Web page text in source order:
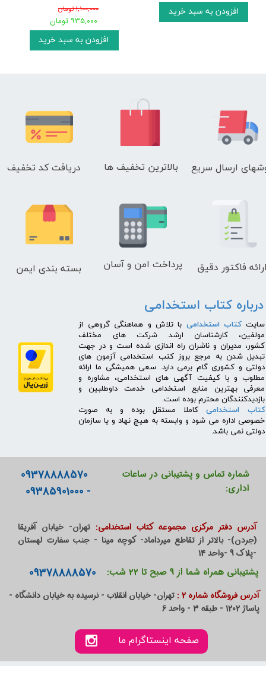
افزودن به سبد خرید ۱,۱۰۰,۰۰۰ تومان
۹۳۵,۰۰۰ تومان
افزودن به سبد خرید
ارسال سریع دریافت کد تخفیف بالاترین تخفیف ها
بسته بندی ایمن فاکتور دقیق پرداخت امن و آسان
درباره کتاب استخدامی
​سایت کتاب استخدامی با تلاش و هماهنگی گروهی از
مولفین، کارشناسان ارشد شرکت های مختلف
کشور، مدیران و ناشران راه اندازی شده است و در جهت
تبدیل شدن به مرجع بروز کتب استخدامی آزمون های
دولتی و کشوری گام برمی دارد. سعی همیشگی ما ارائه
مطلوب و با کیفیت آگهی های استخدامی، مشاوره و
معرفی بهترین منابع استخدامی خدمت داوطلبین و
بازدیدکنندگان محترم بوده است.
کتاب استخدامیکاملا مستقل بوده و به صورت
خصوصی اداره می شود و وابسته به هیچ نهاد و یا سازمان
دولتی نمی باشد.
شماره تماس و پشتیبانی در ساعات
اداری:
09378888570
- 09385901000
آدرس دفتر مرکزی مجموعه کتاب استخدامی: تهران- خیابان آفریقا
(جردن)- بالاتر از تقاطع میرداماد- کوچه مینا - جنب سفارت لهستان
-پلاک 9 -واحد 14
صفحه اینستاگرام ما
پشتیبانی همراه شما از 9 صبح تا 22 شب: 09378888570
آدرس فروشگاه شماره 2 :
تهران- خیابان انقلاب - نرسیده به خیابان دانشگاه -
پاساژ 1202 - طبقه 3 - واحد 6